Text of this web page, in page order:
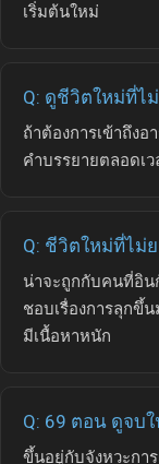
เริ่มต้นใหม่
Q: ดูชีวิตใหม่ที่ไ
ถ้าต้องการเข้าถึง
คำบรรยายตลอดเ
Q: ชีวิตใหม่ที่ไม่
น่าจะถูกกับคนที่อิน
ชอบเรื่องการลุกขึ้
มีเนื้อหาหนัก
Q: 69 ตอน ดูจบ
ขึ้นอยู่กับจังหวะกา